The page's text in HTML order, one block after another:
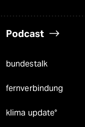
Podcast
bundestalk
fernverbindung
klima update°